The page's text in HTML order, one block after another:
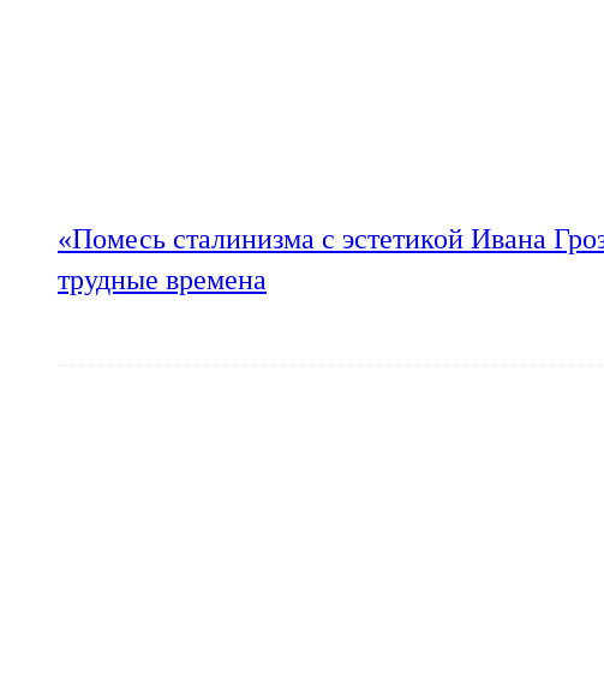
«Помесь сталинизма с эстетикой Ивана
трудные времена